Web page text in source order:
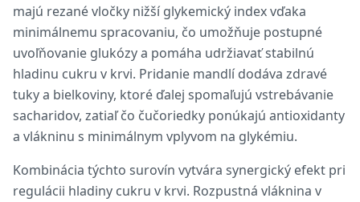
majú rezané vločky nižší glykemický index vďaka
minimálnemu spracovaniu, čo umožňuje postupné
uvoľňovanie glukózy a pomáha udržiavať stabilnú
hladinu cukru v krvi. Pridanie mandlí dodáva zdravé
tuky a bielkoviny, ktoré ďalej spomaľujú vstrebávanie
sacharidov, zatiaľ čo čučoriedky ponúkajú antioxidanty
a vlákninu s minimálnym vplyvom na glykémiu.
Kombinácia týchto surovín vytvára synergický efekt pri
regulácii hladiny cukru v krvi. Rozpustná vláknina v